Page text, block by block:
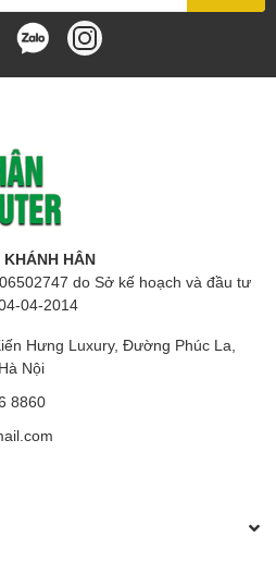
KHÁNH HÂN
do Sở kế hoạch và đầu tư
04-2014
Hưng Luxury, Đường Phúc La,
Nội
8860